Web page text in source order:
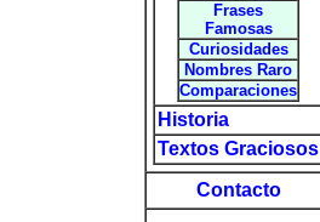
Frases
Famosas
Curiosidades
Nombres Raro
Comparaciones
Historia
Textos Graciosos
Contacto